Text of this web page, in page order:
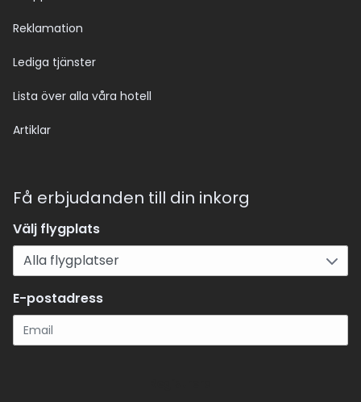
Reklamation
Lediga tjänster
Lista över alla våra hotell
Artiklar
Få erbjudanden till din inkorg
Välj flygplats
E-postadress